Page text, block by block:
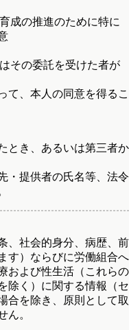
成の推進のために特に
その委託を受けた者が
て、本人の同意を得るこ
とき、あるいは第三者か
・提供者の氏名等、法令
、社会的身分、病歴、前
す）ならびに労働組合へ
および性生活（これらの
除く）に関する情報（セ
合を除き、原則として取
。